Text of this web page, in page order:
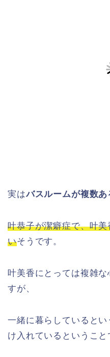
実はバスルームが複数あ
叶恭子が潔癖症で、叶
いそうです。
叶美香にとっては複雑
すが、
一緒に暮らしていると
け入れているということ